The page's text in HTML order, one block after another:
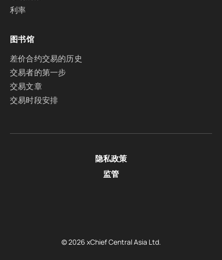
利率
图书馆
差价合约交易的历史
交易者的第一步
交易文章
交易时段安排
隐私政策
监管
© 2026 xChief Central Asia Ltd.